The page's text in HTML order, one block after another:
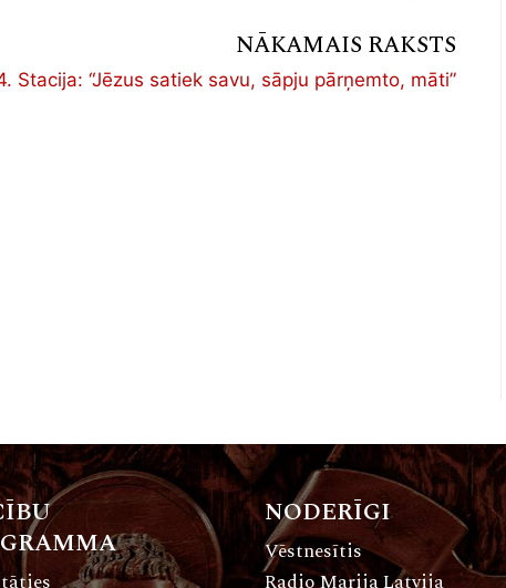
NĀKAMAIS RAKSTS
Stacija: “Jēzus satiek savu, sāpju pārņemto, māti”
NODERĪGI
Vēstnesītis